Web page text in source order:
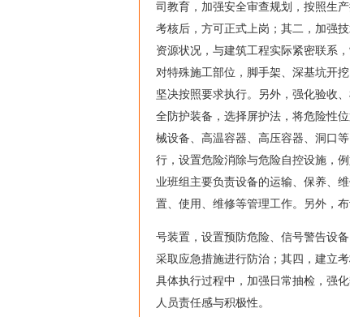
司教育，加强安全审查规划，按照生
考核后，方可正式上岗；其二，加强
资源状况，与建筑工程实际紧密联系
对特殊施工部位，脚手架、深基坑开
坚决按照要求执行。另外，强化验收
全防护装备，选择屏护法，将危险性
械设备、高温容器、高压容器、洞口
行，设置危险消除与危险自控设施，
业班组主要负责设备的运输、保养、
置、使用、维修等管理工作。另外，
号装置，设置预防危险、信号警告设
采取应急措施进行防治；其四，建立
具体执行过程中，加强日常抽检，强
人员责任感与积极性。